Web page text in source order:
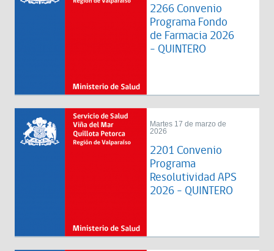
2266 Convenio
Programa Fondo
de Farmacia 2026
- QUINTERO
Martes 17 de marzo de
2026
2201 Convenio
Programa
Resolutividad APS
2026 - QUINTERO